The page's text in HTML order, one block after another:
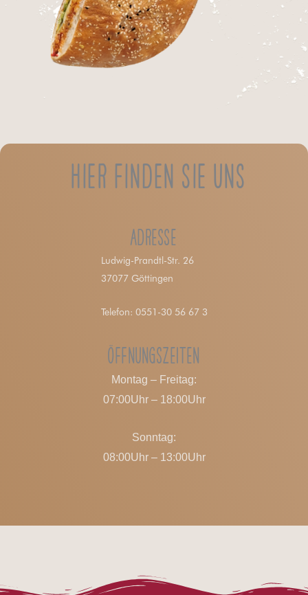
Hier finden Sie uns
Adresse
Ludwig-Prandtl-Str. 26
37077 Göttingen
Telefon: 0551-30 56 67 3
Öffnungszeiten
Montag – Freitag:
07:00Uhr – 18:00Uhr
Sonntag:
08:00Uhr – 13:00Uhr